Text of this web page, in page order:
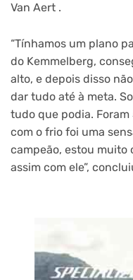
Van Aert .
“Tínhamos um plano
do Kemmelberg,
alto, e depois disso
dar tudo até à meta.
tudo que podia.
com o frio foi uma
campeão, estou muito
assim com ele”,